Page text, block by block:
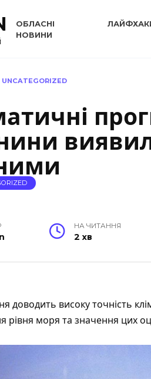
ОБЛАСНІ
НОВИНИ
UNCATEGORIZED
НА ЧИТАННЯ
2 хв
доводить високу точність
рівня моря та значення цих